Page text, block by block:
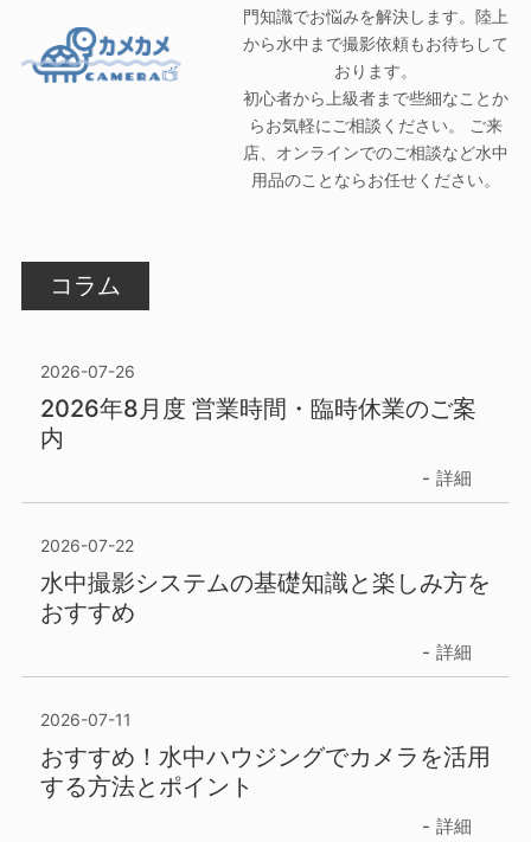
門知識でお悩みを解決します。陸上
から水中まで撮影依頼もお待ちして
おります。
初心者から上級者まで些細なことか
らお気軽にご相談ください。 ご来
店、オンラインでのご相談など水中
用品のことならお任せください。
コラム
2026-07-26
2026年8月度 営業時間・臨時休業のご案
内
詳細
2026-07-22
水中撮影システムの基礎知識と楽しみ方を
おすすめ
詳細
2026-07-11
おすすめ！水中ハウジングでカメラを活用
する方法とポイント
詳細